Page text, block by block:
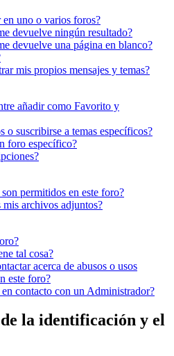
en uno o varios foros?
devuelve ningún resultado?
devuelve una página en blanco?
mis propios mensajes y temas?
añadir como Favorito y
o suscribirse a temas específicos?
foro específico?
permitidos en este foro?
archivos adjuntos?
tal cosa?
acerca de abusos o usos
este foro?
contacto con un Administrador?
la identificación y el